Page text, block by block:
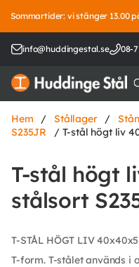
Sommartider: vi stänger 13.00
info@huddingestal.se 08-
Hem / Stållager /
S235JR
/ T-stål högt liv
T-stål högt
stålsort
T-STÅL HÖGT LIV
T-form. T-stålet används i